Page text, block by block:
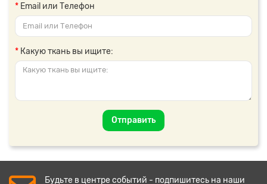
Email или Телефон
Какую ткань вы ищите:
Отправить
Будьте в центре событий - подпишитесь на наши